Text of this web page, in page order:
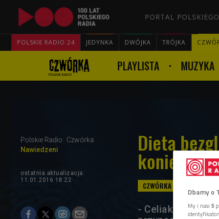
PORTAL
POLSKIE RADIO 24 JEDYNKA DWÓJKA TRÓJKA
PLAYLISTA MUZYKA
Polskie Radio
Czwórka
Nawiedzeni
Dieta
ostatnia aktualizacja:
11.01.2016 18:22
- Celiakia jest
Dbamy o
My i nasi 5